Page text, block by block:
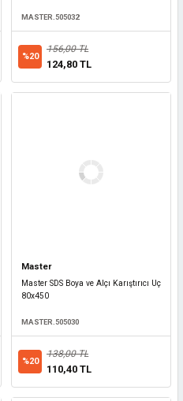
MASTER.505032
%20
156,00 TL
124,80 TL
Master
Master SDS Boya ve Alçı Karıştırıcı Uç
80x450
MASTER.505030
%20
138,00 TL
110,40 TL